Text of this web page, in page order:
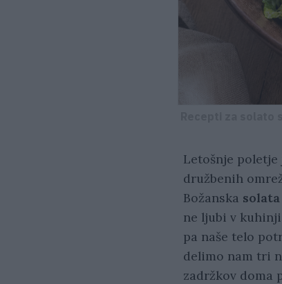
Letošnje
družbenih
Božanska
ne ljubi v
pa naše telo
delimo nam tri
zadržkov doma